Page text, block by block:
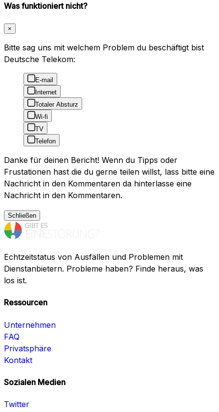
Was funktioniert nicht?
×
Bitte sag uns mit welchem Problem du beschäftigt bist
Deutsche Telekom:
E-mail
Internet
Totaler Absturz
Wi-fi
TV
Telefon
Danke für deinen Bericht! Wenn du Tipps oder
Frustationen hast die du gerne teilen willst, lass bitte eine
Nachricht in den Kommentaren da hinterlasse eine
Nachricht in den Kommentaren.
Schließen
Echtzeitstatus von Ausfällen und Problemen mit
Dienstanbietern. Probleme haben? Finde heraus, was
los ist.
Ressourcen
Unternehmen
FAQ
Privatsphäre
Kontakt
Sozialen Medien
Twitter